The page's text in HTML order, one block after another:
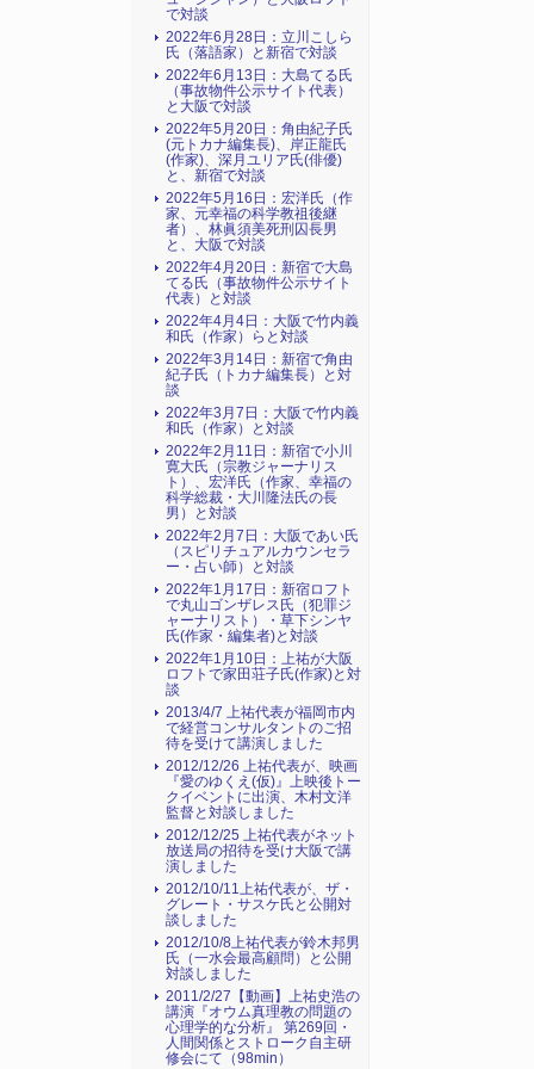
で対談
2022年6月28日：立川こしら
氏（落語家）と新宿で対談
2022年6月13日：大島てる氏
（事故物件公示サイト代表）
と大阪で対談
2022年5月20日：角由紀子氏
(元トカナ編集長)、岸正龍氏
(作家)、深月ユリア氏(俳優)
と、新宿で対談
2022年5月16日：宏洋氏（作
家、元幸福の科学教祖後継
者）、林眞須美死刑囚長男
と、大阪で対談
2022年4月20日：新宿で大島
てる氏（事故物件公示サイト
代表）と対談
2022年4月4日：大阪で竹内義
和氏（作家）らと対談
2022年3月14日：新宿で角由
紀子氏（トカナ編集長）と対
談
2022年3月7日：大阪で竹内義
和氏（作家）と対談
2022年2月11日：新宿で小川
寛大氏（宗教ジャーナリス
ト）、宏洋氏（作家、幸福の
科学総裁・大川隆法氏の長
男）と対談
2022年2月7日：大阪であい氏
（スピリチュアルカウンセラ
ー・占い師）と対談
2022年1月17日：新宿ロフト
で丸山ゴンザレス氏（犯罪ジ
ャーナリスト）・草下シンヤ
氏(作家・編集者)と対談
2022年1月10日：上祐が大阪
ロフトで家田荘子氏(作家)と対
談
2013/4/7 上祐代表が福岡市内
で経営コンサルタントのご招
待を受けて講演しました
2012/12/26 上祐代表が、映画
『愛のゆくえ(仮)』上映後トー
クイベントに出演、木村文洋
監督と対談しました
2012/12/25 上祐代表がネット
放送局の招待を受け大阪で講
演しました
2012/10/11上祐代表が、ザ・
グレート・サスケ氏と公開対
談しました
2012/10/8上祐代表が鈴木邦男
氏（一水会最高顧問）と公開
対談しました
2011/2/27【動画】上祐史浩の
講演『オウム真理教の問題の
心理学的な分析』 第269回・
人間関係とストローク自主研
修会にて（98min）